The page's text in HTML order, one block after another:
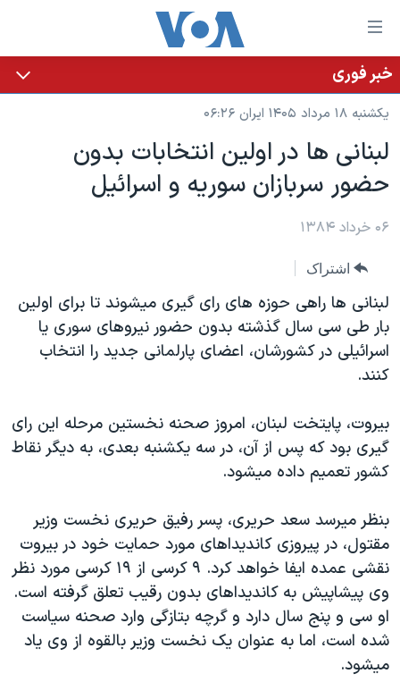
لینکهای
قابل
دسترسی
جهش
محتوای
اصلی
به
اصلی
جهش
به
جستجو
خانه
نسخه سبک وب‌سایت
موضوع ها
ایران
آمریکا
گزیده‌ها
ویژه برنامه‌ها
فرهنگ و زندگی
حقوق شهروندی
اقتصادی
علم و فناوری
اسرائیل در جنگ
گالری عکس
آرشیو پخش زنده
برنامه های تلویزیونی
جدول برنامه ها
صفحه‌های ویژه
عملیات خشم حماسی
۲۵۰سالگی آمریکا
مستندها
انتخابات ریاست جمهوری آمریکا ۲۰۲۴
حمله جمهوری اسلامی به اسرائیل
رمز مهسا
ورزش زنان در ایران
اعتراضات زن، زندگی، آزادی
مجموعه مستندهای دادخواهی
تریبونال مردمی آبان ۹۸
دادگاه حمید نوری
پخش رادیویی
یادگیری زبان انگلیسی
دنبال کنید
زبانهای مختلف
خبر فوری
یکشنبه ۱۸ مرداد ۱۴۰۵ ایران ۰۶:۲۶
لبنانی ها در اولين انتخابات بدون
حضور سربازان سوريه و اسرائيل
۰۶ خرداد ۱۳۸۴
اشتراک
لبنانی ها راهی حوزه های رای گيری ميشوند تا برای اولين
بار طی سی سال گذشته بدون حضور نيروهای سوری يا
اسرائيلی در کشورشان، اعضای پارلمانی جديد را انتخاب
کنند.
بيروت، پايتخت لبنان، امروز صحنه نخستين مرحله اين رای
گيری بود که پس از آن، در سه يکشنبه بعدی، به ديگر نقاط
کشور تعميم داده ميشود.
بنظر ميرسد سعد حريری، پسر رفيق حريری نخست وزير
مقتول، در پيروزی کانديداهای مورد حمايت خود در بيروت
نقشی عمده ايفا خواهد کرد. ۹ کرسی از ۱۹ کرسی مورد نظر
وی پيشاپيش به کانديداهای بدون رقيب تعلق گرفته است.
او سی و پنج سال دارد و گرچه بتازگی وارد صحنه سياست
شده است، اما به عنوان يک نخست وزير بالقوه از وی ياد
ميشود.